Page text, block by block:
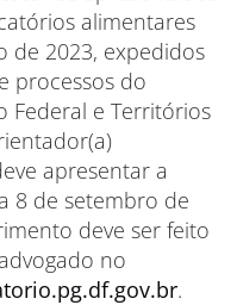
alimentares
de 2023, expedidos
processos do
Federal e Territórios
apresentar a
8 de setembro de
deve ser feito
no
.